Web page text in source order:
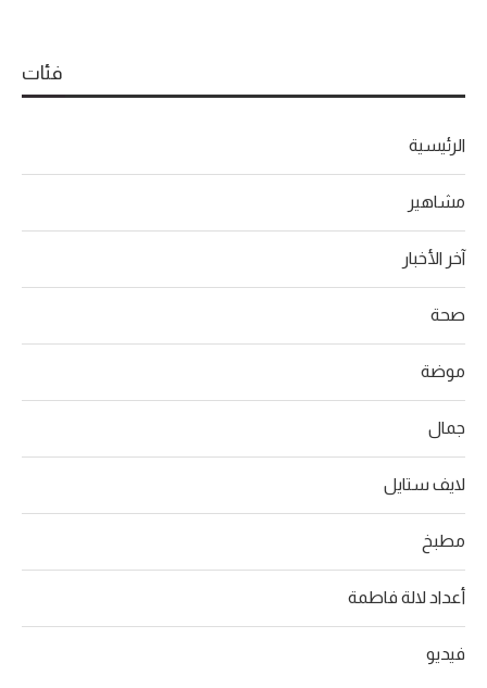
فئات
الرئيسية
مشاهير
آخر الأخبار
صحة
موضة
جمال
لايف ستايل
مطبخ
أعداد لالة فاطمة
فيديو